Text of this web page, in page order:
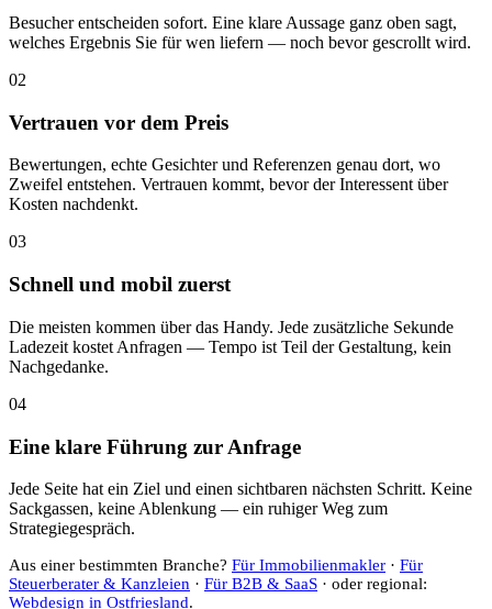
Besucher entscheiden sofort. Eine klare Aussage ganz oben sagt,
welches Ergebnis Sie für wen liefern — noch bevor gescrollt wird.
02
Vertrauen vor dem Preis
Bewertungen, echte Gesichter und Referenzen genau dort, wo
Zweifel entstehen. Vertrauen kommt, bevor der Interessent über
Kosten nachdenkt.
03
Schnell und mobil zuerst
Die meisten kommen über das Handy. Jede zusätzliche Sekunde
Ladezeit kostet Anfragen — Tempo ist Teil der Gestaltung, kein
Nachgedanke.
04
Eine klare Führung zur Anfrage
Jede Seite hat ein Ziel und einen sichtbaren nächsten Schritt. Keine
Sackgassen, keine Ablenkung — ein ruhiger Weg zum
Strategiegespräch.
Aus einer bestimmten Branche? Für Immobilienmakler · Für
Steuerberater & Kanzleien · Für B2B & SaaS · oder regional:
Webdesign in Ostfriesland.